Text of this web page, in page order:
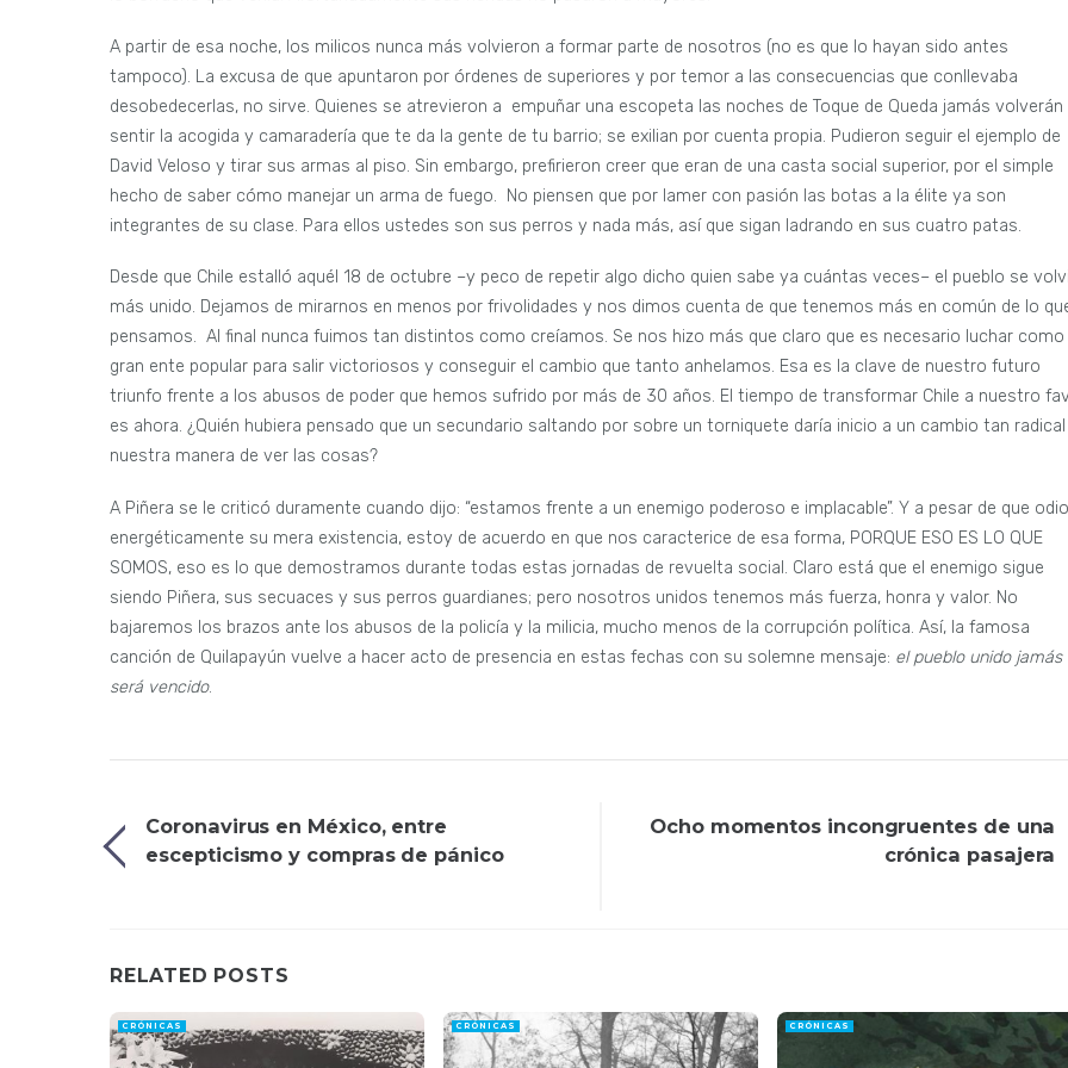
A partir de esa noche, los milicos nunca más volvieron a formar parte de nosotros (no es que lo hayan sido antes
tampoco). La excusa de que apuntaron por órdenes de superiores y por temor a las consecuencias que conllevaba
desobedecerlas, no sirve. Quienes se atrevieron a empuñar una escopeta las noches de Toque de Queda jamás volverán
sentir la acogida y camaradería que te da la gente de tu barrio; se exilian por cuenta propia. Pudieron seguir el ejemplo de
David Veloso y tirar sus armas al piso. Sin embargo, prefirieron creer que eran de una casta social superior, por el simple
hecho de saber cómo manejar un arma de fuego. No piensen que por lamer con pasión las botas a la élite ya son
integrantes de su clase. Para ellos ustedes son sus perros y nada más, así que sigan ladrando en sus cuatro patas.
Desde que Chile estalló aquél 18 de octubre –y peco de repetir algo dicho quien sabe ya cuántas veces– el pueblo se
más unido. Dejamos de mirarnos en menos por frivolidades y nos dimos cuenta de que tenemos más en común de lo
pensamos. Al final nunca fuimos tan distintos como creíamos. Se nos hizo más que claro que es necesario luchar como
gran ente popular para salir victoriosos y conseguir el cambio que tanto anhelamos. Esa es la clave de nuestro futuro
triunfo frente a los abusos de poder que hemos sufrido por más de 30 años. El tiempo de transformar Chile a nuestro
es ahora. ¿Quién hubiera pensado que un secundario saltando por sobre un torniquete daría inicio a un cambio tan radical
nuestra manera de ver las cosas?
A Piñera se le criticó duramente cuando dijo: “estamos frente a un enemigo poderoso e implacable”. Y a pesar de que odio
energéticamente su mera existencia, estoy de acuerdo en que nos caracterice de esa forma, PORQUE ESO ES LO QUE
SOMOS, eso es lo que demostramos durante todas estas jornadas de revuelta social. Claro está que el enemigo sigue
siendo Piñera, sus secuaces y sus perros guardianes; pero nosotros unidos tenemos más fuerza, honra y valor. No
bajaremos los brazos ante los abusos de la policía y la milicia, mucho menos de la corrupción política. Así, la famosa
canción de Quilapayún vuelve a hacer acto de presencia en estas fechas con su solemne mensaje: el pueblo unido jamás
será vencido.
Coronavirus en México, entre
escepticismo y compras de pánico
Ocho momentos incongruentes de una
crónica pasajera
RELATED POSTS
CRÓNICAS CRÓNICAS CRÓNICAS